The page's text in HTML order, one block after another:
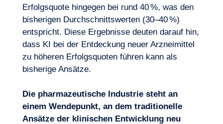
Erfolgsquote hingegen bei rund 40 %, was den
bisherigen Durchschnittswerten (30–40 %)
entspricht. Diese Ergebnisse deuten darauf hin,
dass KI bei der Entdeckung neuer Arzneimittel
zu höheren Erfolgsquoten führen kann als
bisherige Ansätze.
Die pharmazeutische Industrie steht an
einem Wendepunkt, an dem traditionelle
Ansätze der klinischen Entwicklung neu